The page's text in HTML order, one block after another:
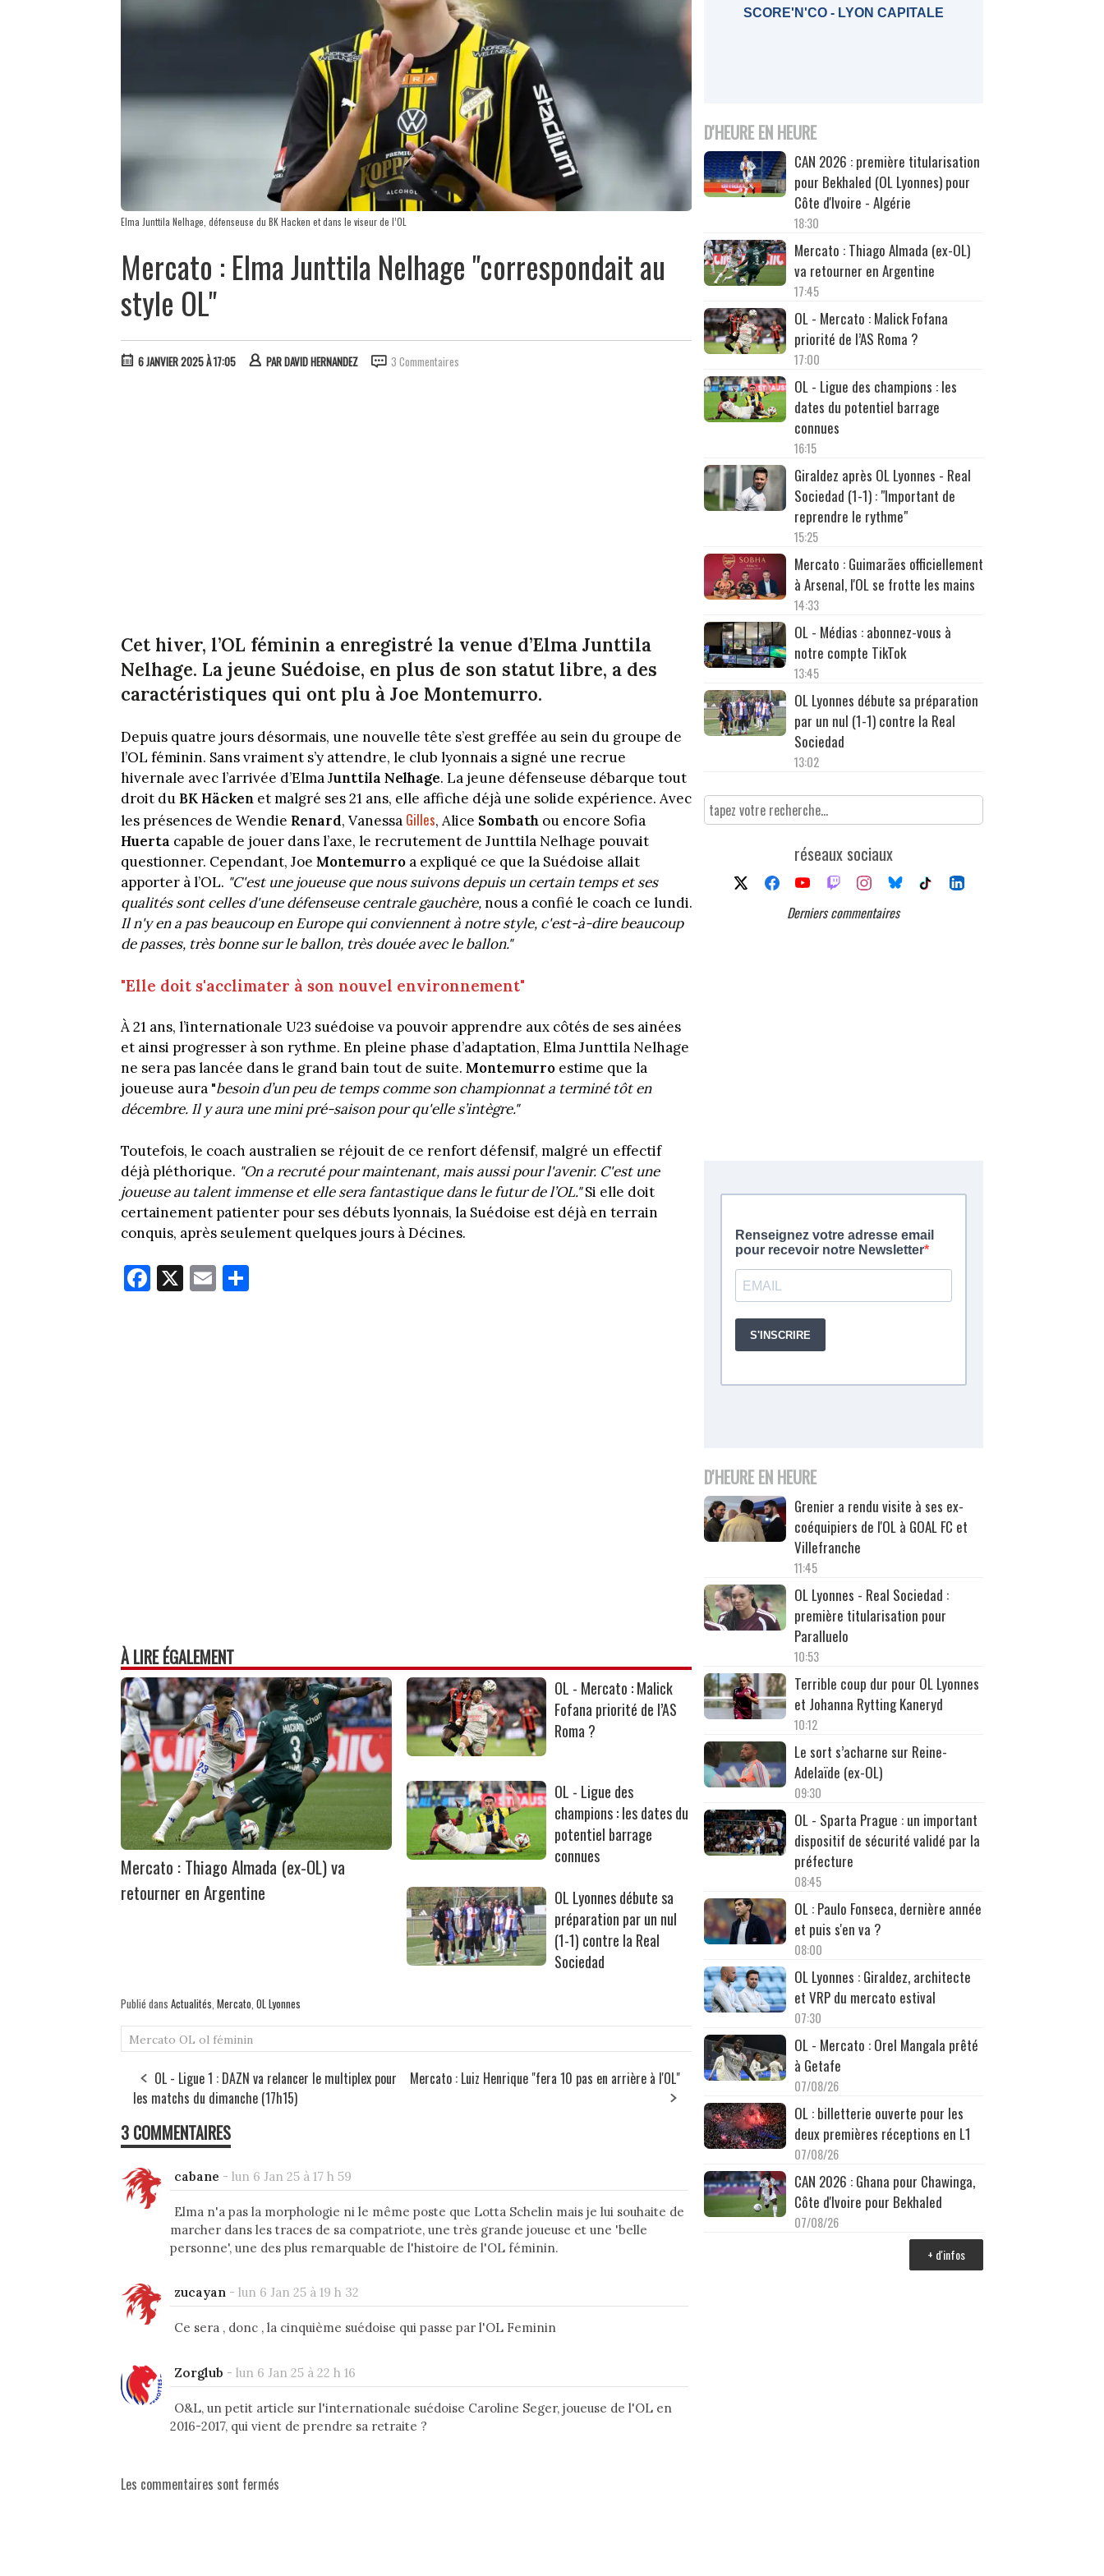
Elma Junttila Nelhage, défenseuse du BK Hacken et dans le viseur de l’OL
Mercato : Elma Junttila Nelhage "correspondait au
style OL"
6 JANVIER 2025 À 17:05 PARDAVID HERNANDEZ 3 Commentaires
Cet hiver, l’OL féminin a enregistré la venue d’Elma Junttila
Nelhage. La jeune Suédoise, en plus de son statut libre, a des
caractéristiques qui ont plu à Joe Montemurro.
Depuis quatre jours désormais, une nouvelle tête s’est greffée au sein du groupe de
l’OL féminin. Sans vraiment s’y attendre, le club lyonnais a signé une recrue
hivernale avec l’arrivée d’Elma Junttila Nelhage. La jeune défenseuse débarque tout
droit du BK Häcken et malgré ses 21 ans, elle affiche déjà une solide expérience. Avec
les présences de Wendie Renard, Vanessa Gilles, Alice Sombath ou encore Sofia
Huerta capable de jouer dans l’axe, le recrutement de Junttila Nelhage pouvait
questionner. Cependant, Joe Montemurro a expliqué ce que la Suédoise allait
apporter à l’OL. "C'est une joueuse que nous suivons depuis un certain temps et ses
qualités sont celles d'une défenseuse centrale gauchère,nous a confié le coach ce lundi.
Il n'y en a pas beaucoup en Europe qui conviennent à notre style, c'est-à-dire beaucoup
de passes, très bonne sur le ballon, très douée avec le ballon."
"Elle doit s'acclimater à son nouvel environnement"
À 21 ans, l’internationale U23 suédoise va pouvoir apprendre aux côtés de ses ainées
et ainsi progresser à son rythme. En pleine phase d’adaptation, Elma Junttila Nelhage
ne sera pas lancée dans le grand bain tout de suite. Montemurro estime que la
joueuse aura "besoin d’un peu de temps comme son championnat a terminé tôt en
décembre. Il y aura une mini pré-saison pour qu'elle s’intègre."
Toutefois, le coach australien se réjouit de ce renfort défensif, malgré un effectif
déjà pléthorique. "On a recruté pour maintenant, mais aussi pour l'avenir. C'est une
joueuse au talent immense et elle sera fantastique dans le futur de l’OL."Si elle doit
certainement patienter pour ses débuts lyonnais, la Suédoise est déjà en terrain
conquis, après seulement quelques jours à Décines.
Fa
ce
X E
m
À LIRE ÉGALEMENT
Mercato : Thiago Almada (ex-OL) va
retourner en Argentine
OL - Mercato : Malick
Fofana priorité de l’AS
Roma ?
OL - Ligue des
champions : les dates du
potentiel barrage
connues
OL Lyonnes débute sa
préparation par un nul
(1-1) contre la Real
Sociedad
Publié dans Actualités Mercato OL Lyonnes
Mercato OL ol féminin
OL - Ligue 1 : DAZN va relancer le multiplex pour
les matchs du dimanche (17h15)
Mercato : Luiz Henrique "fera 10 pas en arrière à l'OL"
3 COMMENTAIRES
cabane - lun 6 Jan 25 à 17 h 59
Elma n'a pas la morphologie ni le même poste que Lotta Schelin mais je lui souhaite de
marcher dans les traces de sa compatriote, une très grande joueuse et une 'belle
personne', une des plus remarquable de l'histoire de l'OL féminin.
zucayan - lun 6 Jan 25 à 19 h 32
Ce sera , donc , la cinquième suédoise qui passe par l'OL Feminin
Zorglub - lun 6 Jan 25 à 22 h 16
O&L, un petit article sur l'internationale suédoise Caroline Seger, joueuse de l'OL en
2016-2017, qui vient de prendre sa retraite ?
Les commentaires sont fermés
SCORE'N'CO - LYON CAPITALE
D'HEURE EN HEURE
CAN 2026 : première titularisation
pour Bekhaled (OL Lyonnes) pour
Côte d'Ivoire - Algérie
18:30
Mercato : Thiago Almada (ex-OL)
va retourner en Argentine
17:45
OL - Mercato : Malick Fofana
priorité de l’AS Roma ?
17:00
OL - Ligue des champions : les
dates du potentiel barrage
connues
16:15
Giraldez après OL Lyonnes - Real
Sociedad (1-1) : "Important de
reprendre le rythme"
15:25
Mercato : Guimarães officiellement
à Arsenal, l'OL se frotte les mains
14:33
OL - Médias : abonnez-vous à
notre compte TikTok
13:45
OL Lyonnes débute sa préparation
par un nul (1-1) contre la Real
Sociedad
13:02
réseaux sociaux
Derniers commentaires
D'HEURE EN HEURE
Grenier a rendu visite à ses ex-
coéquipiers de l'OL à GOAL FC et
Villefranche
11:45
OL Lyonnes - Real Sociedad :
première titularisation pour
Paralluelo
10:53
Terrible coup dur pour OL Lyonnes
et Johanna Rytting Kaneryd
10:12
Le sort s’acharne sur Reine-
Adelaïde (ex-OL)
09:30
OL - Sparta Prague : un important
dispositif de sécurité validé par la
préfecture
08:45
OL : Paulo Fonseca, dernière année
et puis s'en va ?
08:00
OL Lyonnes : Giraldez, architecte
et VRP du mercato estival
07:30
OL - Mercato : Orel Mangala prêté
à Getafe
07/08/26
OL : billetterie ouverte pour les
deux premières réceptions en L1
07/08/26
CAN 2026 : Ghana pour Chawinga,
Côte d'Ivoire pour Bekhaled
07/08/26
+ d'infos